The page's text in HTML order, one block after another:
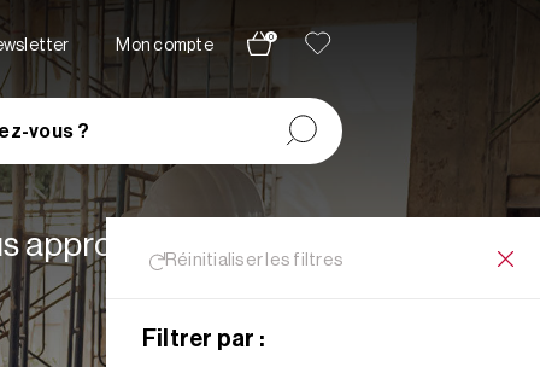
Mon compte
0
vous ?
Réinitialiser les filtres
Filtrer par :
appropriées à vos